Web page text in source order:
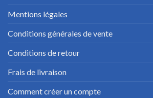
Mentions légales
Conditions générales de vente
Conditions de retour
Frais de livraison
Comment créer un compte